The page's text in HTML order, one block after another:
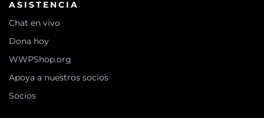
ASISTENCIA
Chat en vivo
Dona hoy
WWPShop.org
Apoya a nuestros socios
Socios